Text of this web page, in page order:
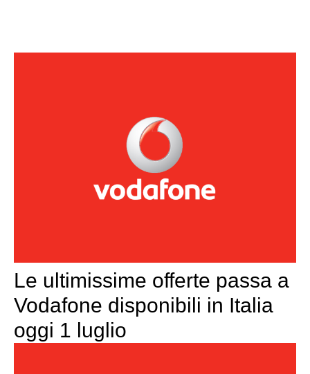
Le ultimissime offerte passa a
Vodafone disponibili in Italia
oggi 1 luglio